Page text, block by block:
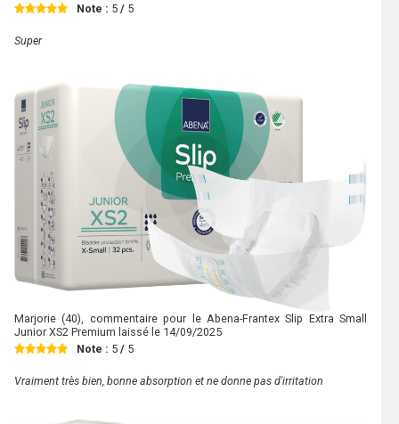
Note : 5 / 5
Super
Marjorie (40), commentaire pour le Abena-Frantex Slip Extra Small
Junior XS2 Premium laissé le 14/09/2025
Note : 5 / 5
Vraiment très bien, bonne absorption et ne donne pas d'irritation